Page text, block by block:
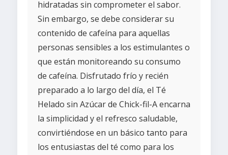
hidratadas sin comprometer el sabor.
Sin embargo, se debe considerar su
contenido de cafeína para aquellas
personas sensibles a los estimulantes o
que están monitoreando su consumo
de cafeína. Disfrutado frío y recién
preparado a lo largo del día, el Té
Helado sin Azúcar de Chick-fil-A encarna
la simplicidad y el refresco saludable,
convirtiéndose en un básico tanto para
los entusiastas del té como para los